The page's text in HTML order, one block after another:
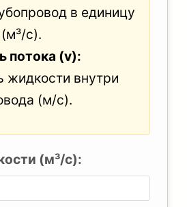
в единицу
с).
потока (v):
жидкости внутри
(м/с).
(м³/с):